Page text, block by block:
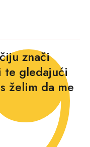
znači
gledajući
želim da me